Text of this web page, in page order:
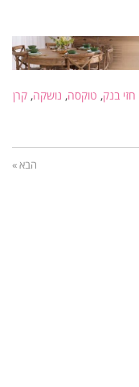
חזי בנק, טוקסה, נושקה, קרן
הבא »